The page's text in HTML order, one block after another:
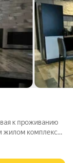
к проживанию
жилом комплексе
с
материалов.